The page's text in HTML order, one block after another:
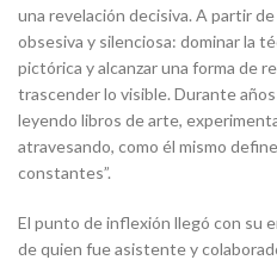
una revelación decisiva. A partir
obsesiva y silenciosa: dominar la
pictórica y alcanzar una forma de
trascender lo visible. Durante
leyendo libros de arte,
atravesando, como él mismo
constantes”.
El punto de inflexión llegó con su
de quien fue asistente y